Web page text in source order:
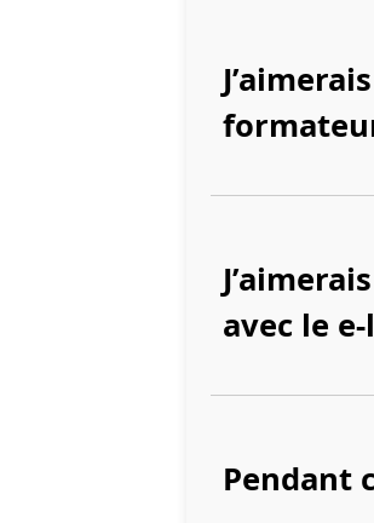
avec le
Pendant